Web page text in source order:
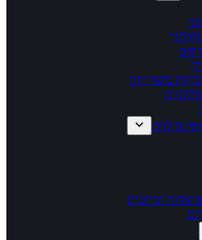
משרדיות
הולדת
וסרטים